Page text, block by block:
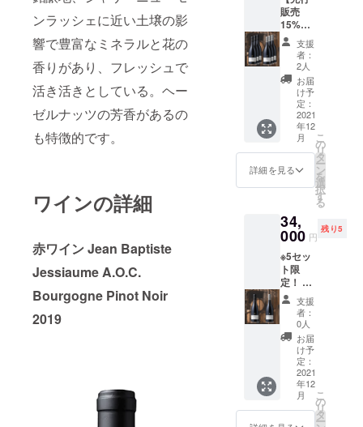
ンラッシェに近い土壌の影
響で豊富なミネラルと花の
香りがあり、フレッシュで
活き活きとしている。ヘー
ゼルナッツの芳香があるの
も特徴的です。
ワインの詳細
赤ワイン Jean Baptiste
Jessiaume A.O.C.
Bourgogne Pinot Noir
2019
合わせ
ていた
だくこ
とがで
きま
す。 選
択項目
より、
本数を
お選び
くださ
い。 ----
-----------
-----------
-----------
※20歳未
満の方
の飲酒
は法律
で禁止
されて
いま
す。 20
歳未満
の方へ
の酒類
の販売
は致し
ませ
ん。
込・送
料込、
￥3,450
-引き、
15%off
） -------
-----------
-----------
-----------
------ 6
本の内
容を、
ンと白
ワイン
合わせ
ていた
だくこ
とがで
きま
す。 選
択項目
より、
本数を
お選び
くださ
い。 ----
-----------
-----------
-----------
ネー
産
シャル
ドネ］
750ml
定価：
￥6,050
本 通常
価格
￥36,30
（税
込・送
格
￥29,15
（税
込・送
料込、
￥7,150
-引き、
20%off
） -------
-----------
-----------
-----------
------ 6
本の内
産 ピ
ノノ
ワー
ル］
750ml
定価：
￥6,270
- 白ワイ
ン
Jean
Baptist
e
Jessiau
premier
cru
ou"
Blanc
2019
［ジャ
ン・バ
プティ
スタ・
ジェシ
オー
ム
リュ
リー一
2019
［ジャ
ン・バ
プティ
スタ・
ジェシ
オー
ム サ
ント
ネー
産 ピ
ノノ
ワー
￥6,050
- 白ワイ
ン
Jean
Baptist
e
Jessiau
A.O.C.
Santen
Blanc
2019
［ジャ
ン・バ
プティ
販売
15%割
引＆送
料込
み】
リュ
リー一
級畑ワ
イン6本
セット
赤ワイ
ン
Jean
Baptist
e
Jessiau
me
A.O.C.
Rully
premier
cru "La
Fosse"
Rouge
2019
［ジャ
ン・バ
プティ
スタ・
ジェシ
オー
ム
リュ
支援
者：
2人
お届
け予
定：
2021
年12
月
詳細を見る
こ
の
リ
タ
ー
ン
を
選
択
す
る
34,
000 円
残り5
※5セッ
ト限
定！ 目
標金額
達成記
念で、
Jean
Baptist
e氏より
特別に5
本ずつ
分けて
いただ
支援
者：
0人
お届
け予
定：
2021
年12
月
こ
の
リ
タ
ー